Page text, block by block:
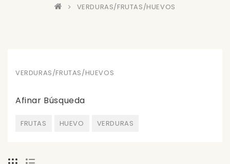
VERDURAS/FRUTAS/HUEVOS
VERDURAS/FRUTAS/HUEVOS
Afinar Búsqueda
FRUTAS HUEVO VERDURAS